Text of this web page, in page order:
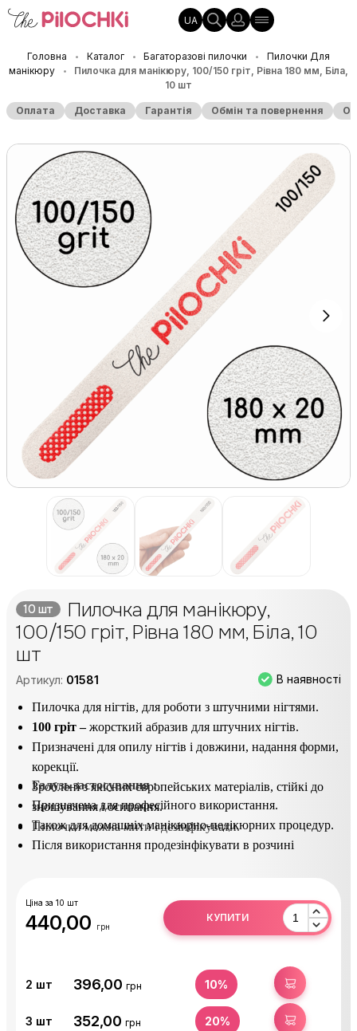
UA
Головна • Каталог • Багаторазові пилочки •
Пилочки Для
манікюру
•
Пилочка для манікюру, 100/150 гріт, Рівна 180 мм, Біла,
10 шт
Оплата Доставка Гарантія Обмін та повернення
10 шт
Пилочка для манікюру,
100/150 гріт, Рівна 180 мм, Біла, 10
шт
Артикул: 01581 В наявності
Пилочка для нігтів, для роботи з штучними нігтями.
100 гріт –жорсткий абразив для штучних нігтів.
Призначені для опилу нігтів і довжини, надання форми,
корекції.
Зроблені з якісних європейських матеріалів, стійкі до
зношування і осипання.
Пилочки можна мити і дезінфікувати.
Галузь застосування :
Призначена для професійного використання.
Також для домашніх манікюрно-педікюрних процедур.
Після використання продезінфікувати в розчині
Ціна за 10 шт
440,00 грн
КУПИТИ
2 шт 396,00 грн 10% КУПИТИ
3 шт 352,00 грн 20% КУПИТИ